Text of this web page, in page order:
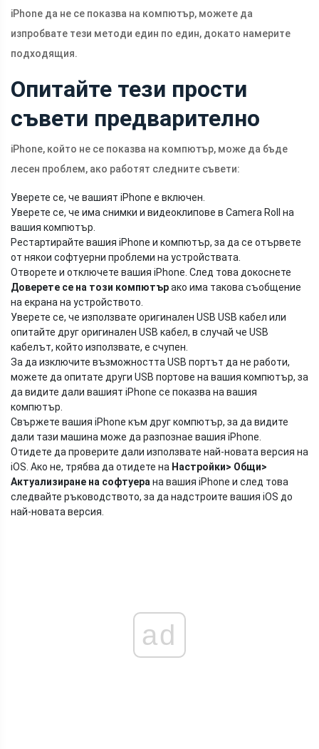
iPhone да не се показва на компютър, можете да
изпробвате тези методи един по един, докато намерите
подходящия.
Опитайте тези прости
съвети предварително
iPhone, който не се показва на компютър, може да бъде
лесен проблем, ако работят следните съвети:
Уверете се, че вашият iPhone е включен.
Уверете се, че има снимки и видеоклипове в Camera Roll на
вашия компютър.
Рестартирайте вашия iPhone и компютър, за да се отървете
от някои софтуерни проблеми на устройствата.
Отворете и отключете вашия iPhone. След това докоснете
Доверете се на този компютърако има такова съобщение
на екрана на устройството.
Уверете се, че използвате оригинален USB USB кабел или
опитайте друг оригинален USB кабел, в случай че USB
кабелът, който използвате, е счупен.
За да изключите възможността USB портът да не работи,
можете да опитате други USB портове на вашия компютър, за
да видите дали вашият iPhone се показва на вашия
компютър.
Свържете вашия iPhone към друг компютър, за да видите
дали тази машина може да разпознае вашия iPhone.
Отидете да проверите дали използвате най-новата версия на
iOS. Ако не, трябва да отидете на Настройки> Общи>
Актуализиране на софтуера на вашия iPhone и след това
следвайте ръководството, за да надстроите вашия iOS до
най-новата версия.
ad